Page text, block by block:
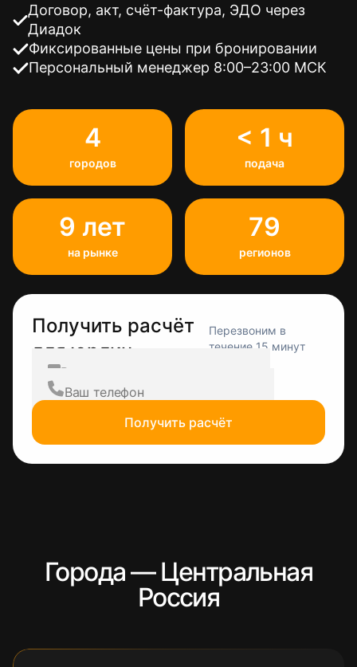
Договор, акт, счёт-фактура, ЭДО через
Диадок
Фиксированные цены при бронировании
Персональный менеджер 8:00–23:00 МСК
4
городов
< 1 ч
подача
9 лет
на рынке
79
регионов
Получить расчёт
для юрлиц
Перезвоним в
течение 15 минут
Получить расчёт
Города — Центральная
Россия